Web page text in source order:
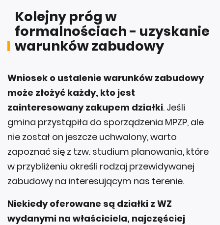
Kolejny próg w
formalnościach - uzyskanie
warunków zabudowy
Wniosek o ustalenie warunków zabudowy
może złożyć każdy, kto jest
zainteresowany zakupem działki. Jeśli
gmina przystąpiła do sporządzenia MPZP, ale
nie został on jeszcze uchwalony, warto
zapoznać się z tzw. studium planowania, które
w przybliżeniu określi rodzaj przewidywanej
zabudowy na interesującym nas terenie.
Niekiedy oferowane są działki z WZ
wydanymi na właściciela, najczęściej